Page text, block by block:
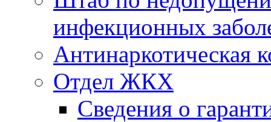
инфекционных
Антинаркотическая
Отдел ЖКХ
Сведения о